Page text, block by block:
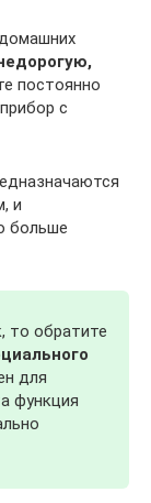
постоянно
с
и
больше
то обратите
для
функция